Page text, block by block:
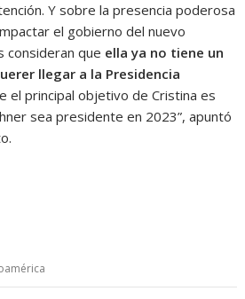
Y sobre la presencia poderosa
el gobierno del nuevo
consideran que ella ya no tiene un
llegar a la Presidencia
el principal objetivo de Cristina es
sea presidente en 2023”, apuntó